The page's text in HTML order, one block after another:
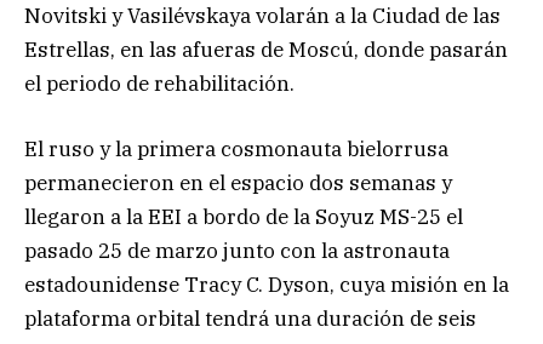
Novitski y Vasilévskaya volarán a la Ciudad de las
Estrellas, en las afueras de Moscú, donde pasarán
el periodo de rehabilitación.
El ruso y la primera cosmonauta bielorrusa
permanecieron en el espacio dos semanas y
llegaron a la EEI a bordo de la Soyuz MS-25 el
pasado 25 de marzo junto con la astronauta
estadounidense Tracy C. Dyson, cuya misión en la
plataforma orbital tendrá una duración de seis